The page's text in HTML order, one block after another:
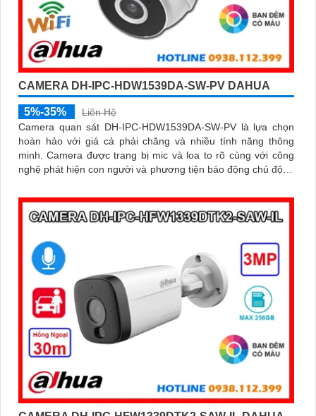
CAMERA DH-IPC-HDW1539DA-SW-PV DAHUA
5%-35%
Liên Hệ
Camera quan sát DH-IPC-HDW1539DA-SW-PV là lựa chọn
hoàn hảo với giá cả phải chăng và nhiều tính năng thông
minh. Camera được trang bị mic và loa to rõ cùng với công
nghệ phát hiện con người và phương tiện báo động chủ động